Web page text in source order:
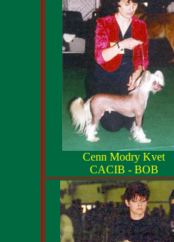
Cenn Modry Kvet
CACIB - BOB